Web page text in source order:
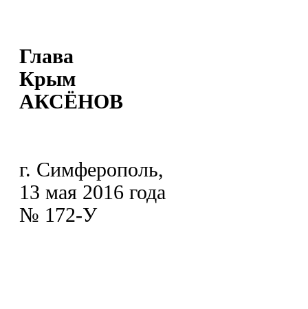
Глава
АКСЁНОВ
г. Симферополь,
13 мая 2016 года
№ 172-У